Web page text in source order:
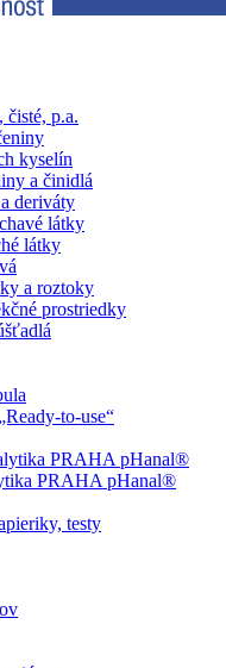
čisté, p.a.
kyselín
a činidlá
deriváty
látky
látky
a roztoky
prostriedky
to-use“
PRAHA pHanal®
PRAHA pHanal®
testy